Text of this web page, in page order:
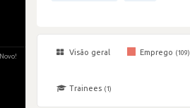
Novo! Visão geral Emprego (109)
Trainees (1)